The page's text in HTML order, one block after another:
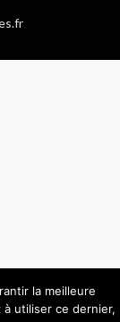
la meilleure
utiliser ce dernier,